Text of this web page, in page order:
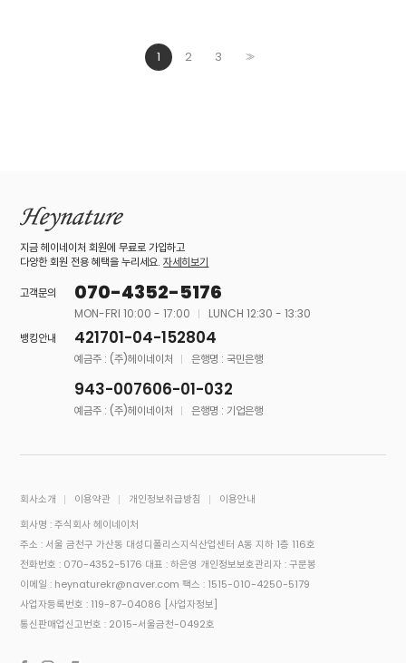
1 2 3 >>
지금 헤이네이처 회원에 무료로 가입하고
다양한 회원 전용 혜택을 누리세요.자세히보기
고객문의
070-4352-5176
MON-FRI 10:00 - 17:00
LUNCH 12:30 - 13:30
뱅킹안내
421701-04-152804
예금주 : (주)헤이네이처 은행명 : 국민은행
943-007606-01-032
예금주 : (주)헤이네이처 은행명 : 기업은행
회사소개 이용약관 개인정보취급방침
이용안내
회사명 : 주식회사 헤이네이처
주소 : 서울 금천구 가산동 대성디폴리스지식산업센터 A동 지하 1층 116호
전화번호 : 070-4352-5176 대표 : 하은영 개인정보보호관리자 : 구문봉
이메일 : heynaturekr@naver.com 팩스 : 1515-010-4250-5179
사업자등록번호 : 119-87-04086 [사업자정보]
통신판매업신고번호 : 2015-서울금천-0492호